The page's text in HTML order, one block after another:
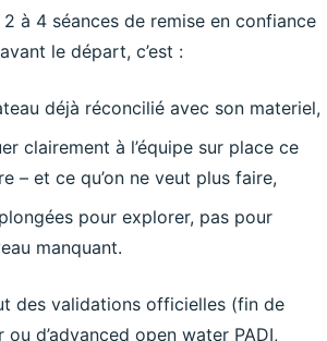
2 à 4 séances de remise en confiance
le départ, c’est :
déjà réconcilié avec son materiel,
clairement à l’équipe sur place ce
– et ce qu’on ne veut plus faire,
pour explorer, pas pour
manquant.
des validations officielles (fin de
d’advanced open water PADI,